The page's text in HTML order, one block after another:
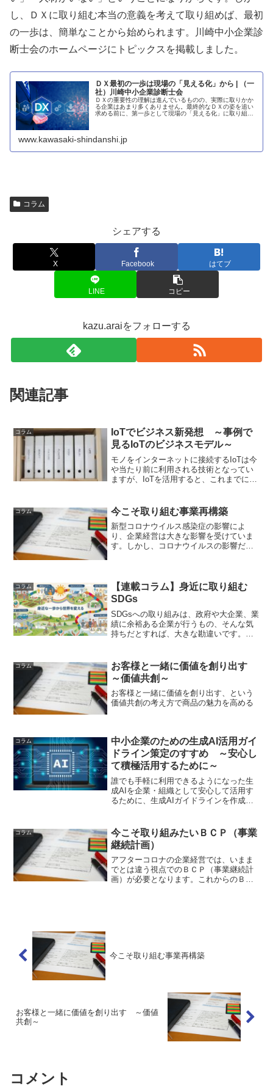
し、ＤＸに取り組む本当の意義を考えて取り組めば、最初
の一歩は、簡単なことから始められます。川崎中小企業診
断士会のホームページにトピックスを掲載しました。
ＤＸ最初の一歩は現場の「見える化」から | （一
社）川崎中小企業診断士会
ＤＸの重要性の理解は進んでいるものの、実際に取りかか
る企業はあまり多くありません。最終的なＤＸの姿を追い
求める前に、第一歩として現場の「見える化」に取り組む
www.kawasaki-shindanshi.jp
コラム
シェアする
X Facebook はてブ
LINE コピー
kazu.araiをフォローする
関連記事
コラム
IoTでビジネス新発想 ～事例で
見るIoTのビジネスモデル～
モノをインターネットに接続するIoTは今
や当たり前に利用される技術となってい
ますが、IoTを活用すると、これまでには
スとは・・・中小企業活力向上プロジェ
クトネクスト...
コラム 今こそ取り組む事業再構築
新型コロナウイルス感染症の影響によ
り、企業経営は大きな影響を受けていま
す。しかし、コロナウイルスの影響だけ
な変化も踏まえて、自社の現...
コラム
【連載コラム】身近に取り組む
SDGs
SDGsへの取り組みは、政府や大企業、業
績に余裕ある企業が行うもの、そんな気
持ちだとすれば、大きな勘違いです。実
あれば、工夫次第で成果を上げることが
できます。それど...
コラム
お客様と一緒に価値を創り出す
～価値共創～
お客様と一緒に価値を創り出す、という
価値共創の考え方で商品の魅力を高める
コラム
中小企業のための生成AI活用ガイ
ドライン策定のすすめ ～安心し
て積極活用するために～
誰でも手軽に利用できるようになった生
成AIを企業・組織として安心して活用す
るために、生成AIガイドラインを作成す
コラム
今こそ取り組みたいＢＣＰ（事業
継続計画）
アフターコロナの企業経営では、いまま
でとは違う視点でのＢＣＰ（事業継続計
画）が必要となります。これからのＢＣ
今こそ取り組む事業再構築
お客様と一緒に価値を創り出す ～価値
共創～
コメント